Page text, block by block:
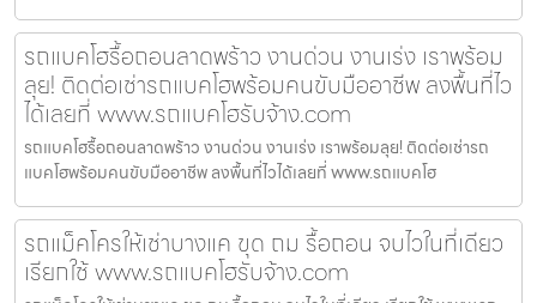
รถแบคโฮรื้อถอนลาดพร้าว งานด่วน งานเร่ง เราพร้อม
ลุย! ติดต่อเช่ารถแบคโฮพร้อมคนขับมืออาชีพ ลงพื้นที่ไว
ได้เลยที่ www.รถแบคโฮรับจ้าง.com
รถแบคโฮรื้อถอนลาดพร้าว งานด่วน งานเร่ง เราพร้อมลุย! ติดต่อเช่ารถ
แบคโฮพร้อมคนขับมืออาชีพ ลงพื้นที่ไวได้เลยที่ www.รถแบคโฮ
รถแม็คโครให้เช่าบางแค ขุด ถม รื้อถอน จบไวในที่เดียว
เรียกใช้ www.รถแบคโฮรับจ้าง.com